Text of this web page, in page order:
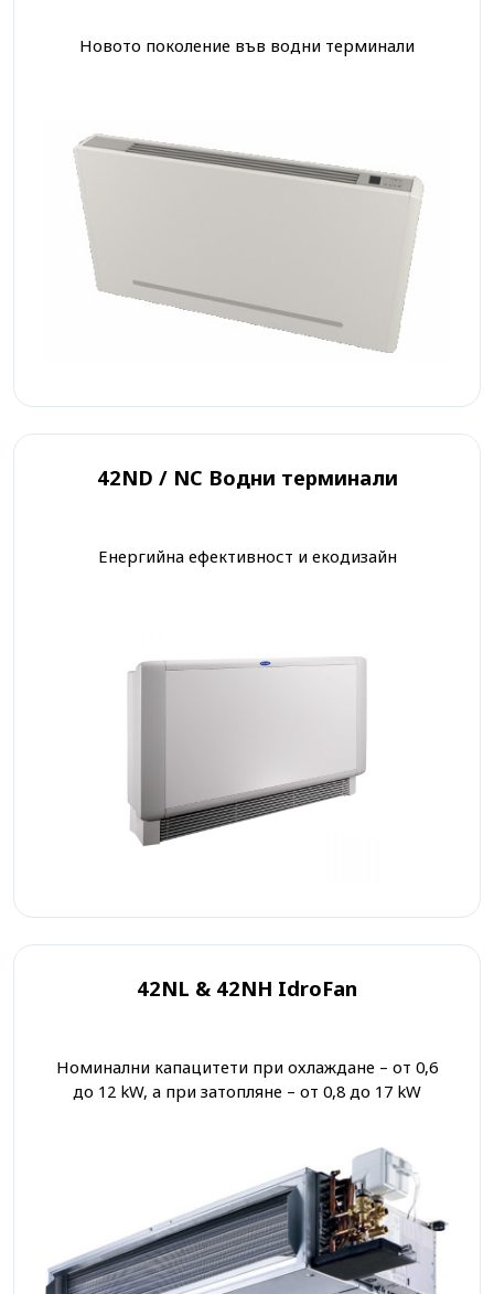
Новото поколение във водни терминали
42ND / NC Водни терминали
Енергийна ефективност и екодизайн
42NL & 42NH IdroFan
Номинални капацитети при охлаждане – от 0,6
до 12 kW, а при затопляне – от 0,8 до 17 kW